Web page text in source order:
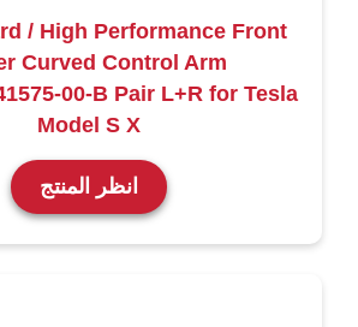
/ High Performance Front
Curved Control Arm
00-B Pair L+R for Tesla
Model S X
انظر المنتج